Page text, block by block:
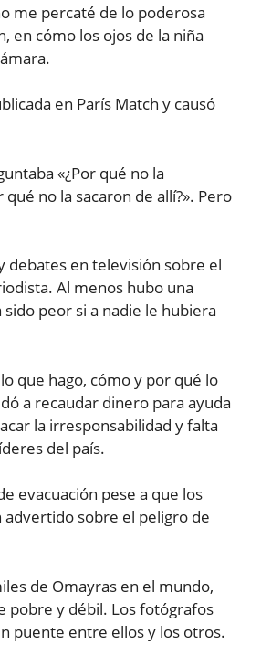
me percaté de lo poderosa
en cómo los ojos de la niña
en París Match y causó
«¿Por qué no la
qué no la sacaron de allí?». Pero
debates en televisión sobre el
Al menos hubo una
peor si a nadie le hubiera
que hago, cómo y por qué lo
a recaudar dinero para ayuda
la irresponsabilidad y falta
del país.
evacuación pese a que los
advertido sobre el peligro de
de Omayras en el mundo,
pobre y débil. Los fotógrafos
puente entre ellos y los otros.